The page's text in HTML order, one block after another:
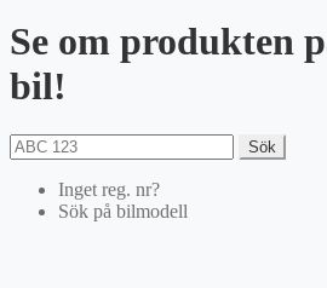
Se om produkten
bil!
Sök
Inget reg. nr?
Sök på bilmodell